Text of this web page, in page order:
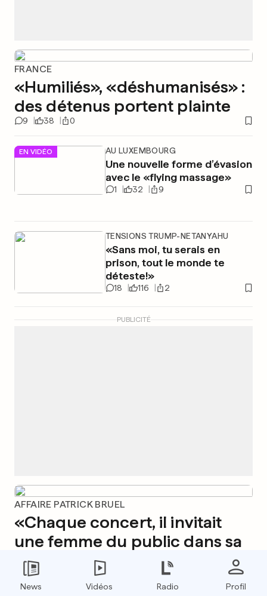
FRANCE
«Humiliés», «déshumanisés» :
des détenus portent plainte
9 38 0
EN VIDÉO AU LUXEMBOURG
Une nouvelle forme d’évasion
avec le «flying massage»
1 32 9
TENSIONS TRUMP-NETANYAHU
«Sans moi, tu serais en
prison, tout le monde te
déteste!»
18 116 2
PUBLICITÉ
AFFAIRE PATRICK BRUEL
«Chaque concert, il invitait
une femme du public dans sa
loge»
32
News
Vidéos Radio Profil